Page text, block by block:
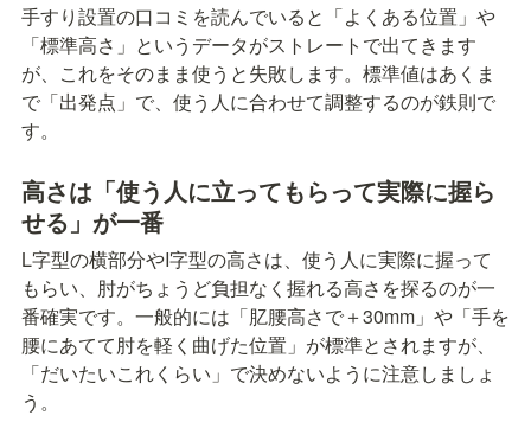
手すり設置の口コミを読んでいると「よくある位置」や
「標準高さ」というデータがストレートで出てきます
が、これをそのまま使うと失敗します。標準値はあくま
で「出発点」で、使う人に合わせて調整するのが鉄則で
す。
高さは「使う人に立ってもらって実際に握ら
せる」が一番
L字型の横部分やI字型の高さは、使う人に実際に握って
もらい、肘がちょうど負担なく握れる高さを探るのが一
番確実です。一般的には「肊腰高さで＋30mm」や「手を
腰にあてて肘を軽く曲げた位置」が標準とされますが、
「だいたいこれくらい」で決めないように注意しましょ
う。